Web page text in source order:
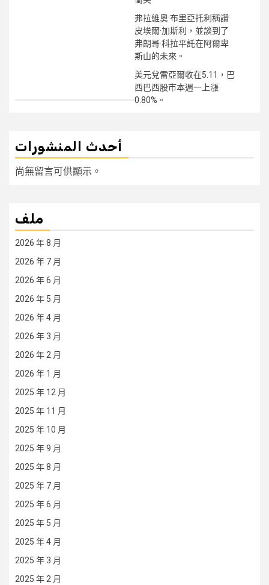
弗拉維奧·布里亞托利稱讚
皮埃爾·加斯利，並談到了
弗朗哥·科拉平託在阿爾卑
斯山的未來。
美元兌雷亞爾收在5.11，巴
西巴西股市本週一上漲
0.80%。
أحدث المنشورات
尚無留言可供顯示。
ملف
2026 年 8 月
2026 年 7 月
2026 年 6 月
2026 年 5 月
2026 年 4 月
2026 年 3 月
2026 年 2 月
2026 年 1 月
2025 年 12 月
2025 年 11 月
2025 年 10 月
2025 年 9 月
2025 年 8 月
2025 年 7 月
2025 年 6 月
2025 年 5 月
2025 年 4 月
2025 年 3 月
2025 年 2 月